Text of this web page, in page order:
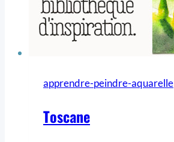
apprendre-peindre-aquarelle
Toscane